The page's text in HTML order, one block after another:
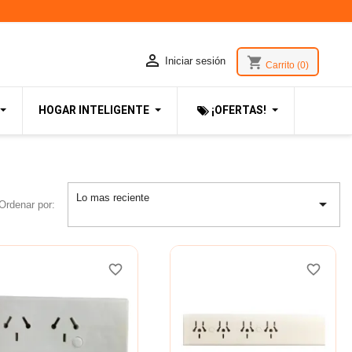
 Iniciar sesión shopping_cart Carrito (0)
HOGAR INTELIGENTE ¡OFERTAS!
por:
Lo mas reciente 
favorite_border
favorite_border
favorite_border favorite_border
favorite_border
favorite_border